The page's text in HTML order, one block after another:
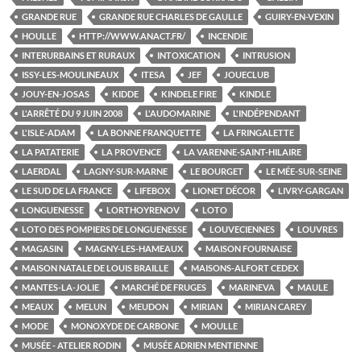
GRANDE RUE
GRANDE RUE CHARLES DE GAULLE
GUIRY-EN-VEXIN
HOULLE
HTTP://WWW.ANACT.FR/
INCENDIE
INTERURBAINS ET RURAUX
INTOXICATION
INTRUSION
ISSY-LES-MOULINEAUX
ITESA JEF
JOUECLUB
JOUY-EN-JOSAS
KIDDE KINDELE FIRE
KINDLE
L'ARRÊTÉ DU 9 JUIN 2008
L'AUDOMARINE
L'INDÉPENDANT
L'ISLE-ADAM
LA BONNE FRANQUETTE
LA FRINGALETTE
LA PATATERIE
LA PROVENCE
LA VARENNE-SAINT-HILAIRE
LAERDAL
LAGNY-SUR-MARNE LE BOURGET
LE MÉE-SUR-SEINE
LE SUD DE LA FRANCE
LIFEBOX LIONET DÉCOR
LIVRY-GARGAN
LONGUENESSE
LORTHOYRENOV
LOTO
LOTO DES POMPIERS DE LONGUENESSE
LOUVECIENNES
LOUVRES
MAGASIN
MAGNY-LES-HAMEAUX
MAISON FOURNAISE
MAISON NATALE DE LOUIS BRAILLE
MAISONS-ALFORT CEDEX
MANTES-LA-JOLIE
MARCHÉ DE FRUGES MARINEVA
MAULE
MEAUX
MELUN MEUDON MIRIAN
MIRIAN CAREY
MODE
MONOXYDE DE CARBONE
MOULLE
MUSÉE - ATELIER RODIN
MUSÉE ADRIEN MENTIENNE